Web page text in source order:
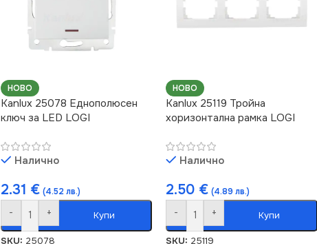
НОВО
Kanlux 25078 Еднополюсен
ключ за LED LOGI
Налично
2.31 € (4.52 лв.)
- + Купи
SKU: 25078
НОВО
Kanlux 25119 Тройна
хоризонтална рамка LOGI
Налично
2.50 € (4.89 лв.)
- + Купи
SKU: 25119